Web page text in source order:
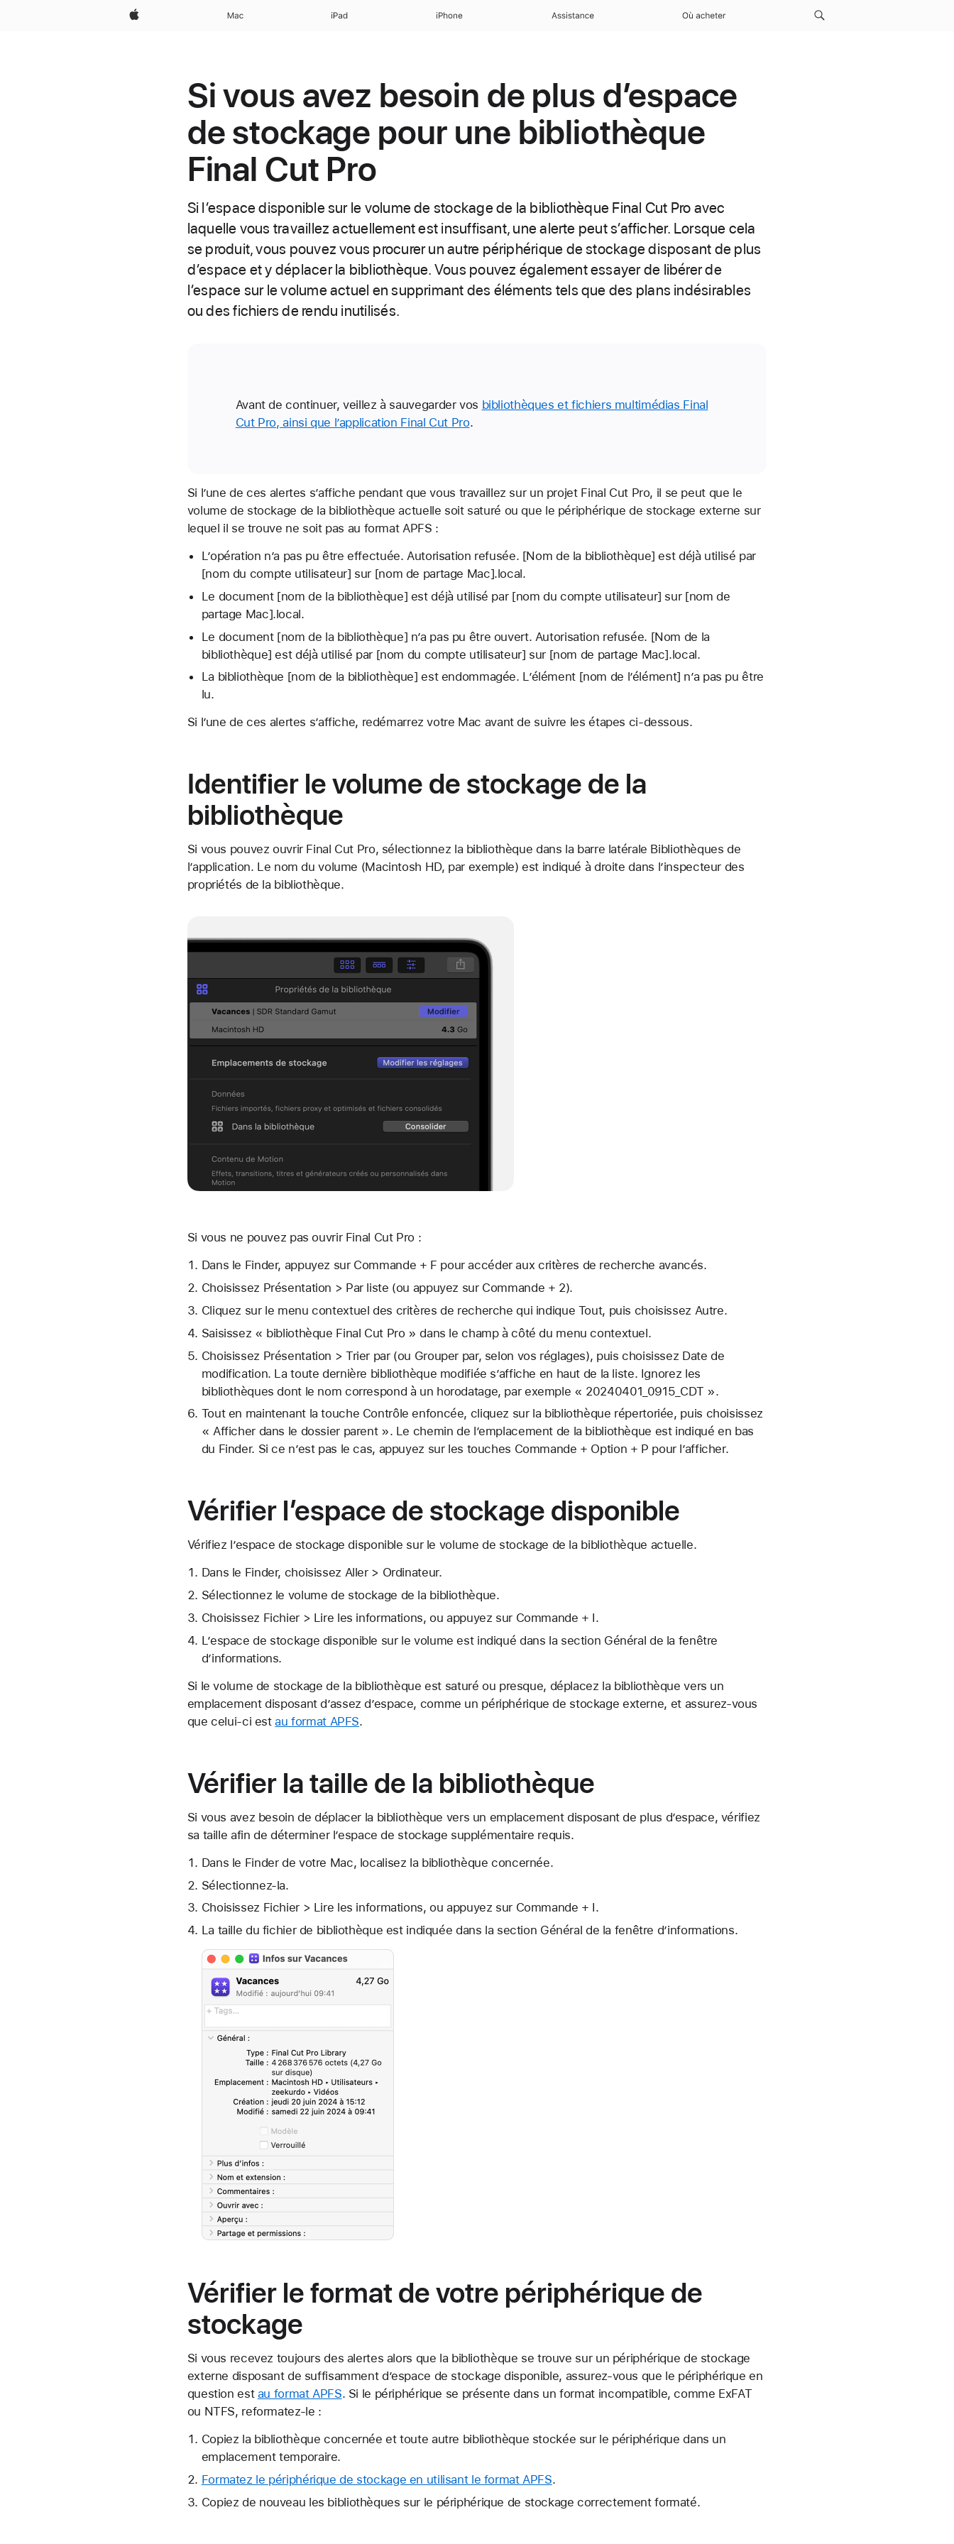
Apple Mac iPad iPhone Assistance Où acheter
Si vous avez besoin de plus d’espace
de stockage pour une bibliothèque
Final Cut Pro
Si l’espace disponible sur le volume de stockage de la bibliothèque Final Cut Pro avec
laquelle vous travaillez actuellement est insuffisant, une alerte peut s’afficher. Lorsque cela
se produit, vous pouvez vous procurer un autre périphérique de stockage disposant de plus
d’espace et y déplacer la bibliothèque. Vous pouvez également essayer de libérer de
l’espace sur le volume actuel en supprimant des éléments tels que des plans indésirables
ou des fichiers de rendu inutilisés.
Avant de continuer, veillez à sauvegarder vos bibliothèques et fichiers multimédias Final
Cut Pro, ainsi que l’application Final Cut Pro.
Si l’une de ces alertes s’affiche pendant que vous travaillez sur un projet Final Cut Pro, il se peut que le
volume de stockage de la bibliothèque actuelle soit saturé ou que le périphérique de stockage externe sur
lequel il se trouve ne soit pas au format APFS :
L’opération n’a pas pu être effectuée. Autorisation refusée. [Nom de la bibliothèque] est déjà utilisé par
[nom du compte utilisateur] sur [nom de partage Mac].local.
Le document [nom de la bibliothèque] est déjà utilisé par [nom du compte utilisateur] sur [nom de
partage Mac].local.
Le document [nom de la bibliothèque] n’a pas pu être ouvert. Autorisation refusée. [Nom de la
bibliothèque] est déjà utilisé par [nom du compte utilisateur] sur [nom de partage Mac].local.
La bibliothèque [nom de la bibliothèque] est endommagée. L’élément [nom de l’élément] n’a pas pu être
lu.
Si l’une de ces alertes s’affiche, redémarrez votre Mac avant de suivre les étapes ci-dessous.
Identifier le volume de stockage de la
bibliothèque
Si vous pouvez ouvrir Final Cut Pro, sélectionnez la bibliothèque dans la barre latérale Bibliothèques de
l’application. Le nom du volume (Macintosh HD, par exemple) est indiqué à droite dans l’inspecteur des
propriétés de la bibliothèque.
Si vous ne pouvez pas ouvrir Final Cut Pro :
Dans le Finder, appuyez sur Commande + F pour accéder aux critères de recherche avancés.
Choisissez Présentation > Par liste (ou appuyez sur Commande + 2).
Cliquez sur le menu contextuel des critères de recherche qui indique Tout, puis choisissez Autre.
Saisissez « bibliothèque Final Cut Pro » dans le champ à côté du menu contextuel.
Choisissez Présentation > Trier par (ou Grouper par, selon vos réglages), puis choisissez Date de
modification. La toute dernière bibliothèque modifiée s’affiche en haut de la liste. Ignorez les
bibliothèques dont le nom correspond à un horodatage, par exemple « 20240401_0915_CDT ».
Tout en maintenant la touche Contrôle enfoncée, cliquez sur la bibliothèque répertoriée, puis choisissez
« Afficher dans le dossier parent ». Le chemin de l’emplacement de la bibliothèque est indiqué en bas
du Finder. Si ce n’est pas le cas, appuyez sur les touches Commande + Option + P pour l’afficher.
Vérifier l’espace de stockage disponible
Vérifiez l’espace de stockage disponible sur le volume de stockage de la bibliothèque actuelle.
Dans le Finder, choisissez Aller > Ordinateur.
Sélectionnez le volume de stockage de la bibliothèque.
Choisissez Fichier > Lire les informations, ou appuyez sur Commande + I.
L’espace de stockage disponible sur le volume est indiqué dans la section Général de la fenêtre
d’informations.
Si le volume de stockage de la bibliothèque est saturé ou presque, déplacez la bibliothèque vers un
emplacement disposant d’assez d’espace, comme un périphérique de stockage externe, et assurez-vous
que celui-ci estau format APFS.
Vérifier la taille de la bibliothèque
Si vous avez besoin de déplacer la bibliothèque vers un emplacement disposant de plus d’espace, vérifiez
sa taille afin de déterminer l’espace de stockage supplémentaire requis.
Dans le Finder de votre Mac, localisez la bibliothèque concernée.
Sélectionnez-la.
Choisissez Fichier > Lire les informations, ou appuyez sur Commande + I.
La taille du fichier de bibliothèque est indiquée dans la section Général de la fenêtre d’informations.
Vérifier le format de votre périphérique de
stockage
Si vous recevez toujours des alertes alors que la bibliothèque se trouve sur un périphérique de stockage
externe disposant de suffisamment d’espace de stockage disponible, assurez-vous que le périphérique en
question est au format APFS. Si le périphérique se présente dans un format incompatible, comme ExFAT
ou NTFS, reformatez-le :
Copiez la bibliothèque concernée et toute autre bibliothèque stockée sur le périphérique dans un
emplacement temporaire.
Formatez le périphérique de stockage en utilisant le format APFS.
Copiez de nouveau les bibliothèques sur le périphérique de stockage correctement formaté.